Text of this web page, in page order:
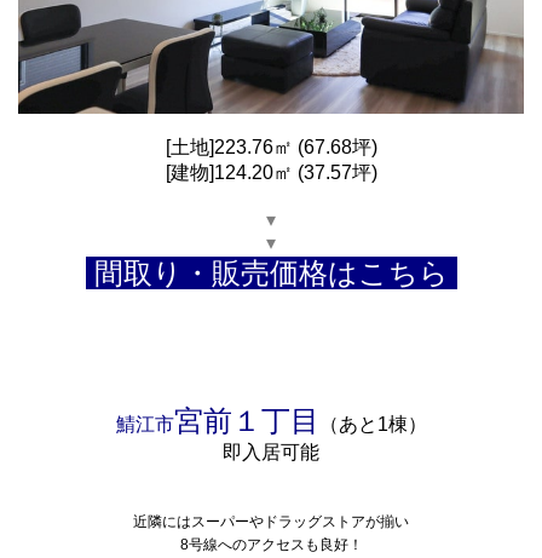
[土地]223.76㎡ (67.68坪)
[建物]124.20㎡ (37.57坪)
▾
▾
間取り・販売価格はこちら
鯖江市宮前１丁目
（あと1棟）
即入居可能
近隣にはスーパーやドラッグストアが揃い
8号線へのアクセスも良好！